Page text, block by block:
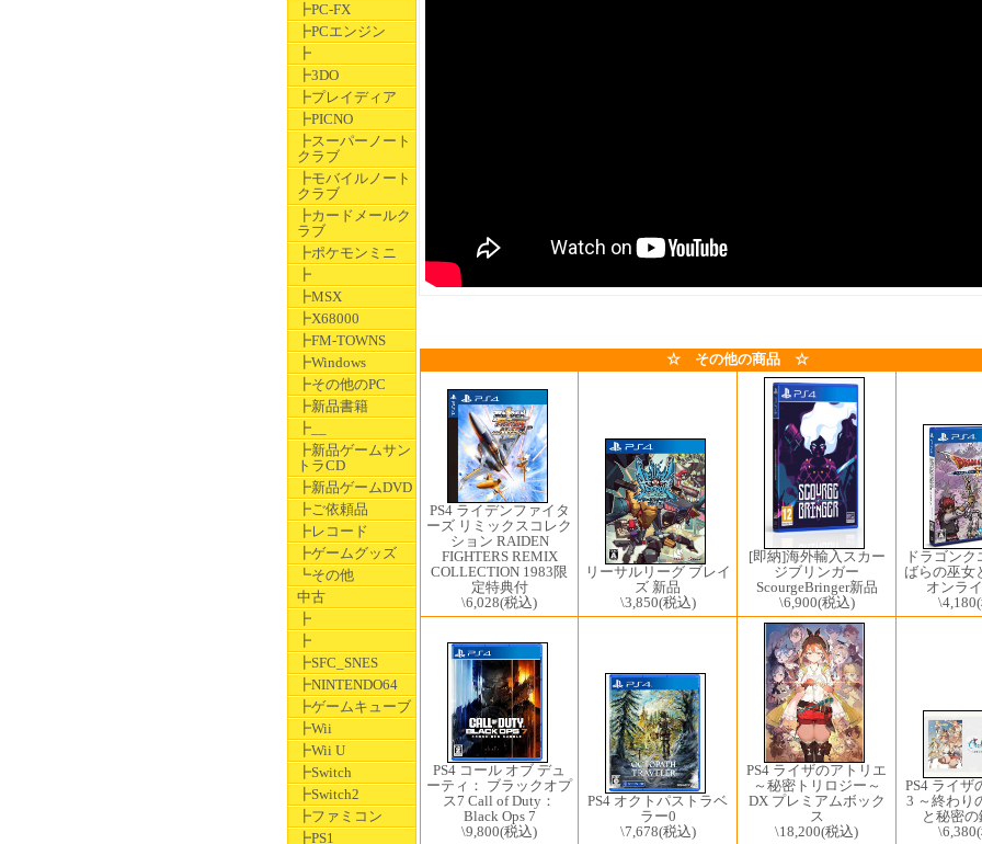
┣PC-FX
┣PCエンジン
┣
┣3DO
┣プレイディア
┣PICNO
┣スーパーノート
クラブ
┣モバイルノート
クラブ
┣カードメールク
ラブ
┣ポケモンミニ
┣
┣MSX
┣X68000
┣FM-TOWNS
┣Windows
┣その他のPC
┣新品書籍
┣__
┣新品ゲームサン
トラCD
┣新品ゲームDVD
┣ご依頼品
┣レコード
┣ゲームグッズ
┗その他
中古
┣
┣
┣SFC_SNES
┣NINTENDO64
┣ゲームキューブ
┣Wii
┣Wii U
┣Switch
┣Switch2
┣ファミコン
┣PS1
☆ その他の商品 ☆
PS4 ライデンファイタ
ーズ リミックスコレク
ション RAIDEN
FIGHTERS REMIX
COLLECTION 1983限
定特典付
\6,028(税込)
リーサルリーグ ブレイ
ズ 新品
\3,850(税込)
[即納]海外輸入スカー
ジブリンガー
ScourgeBringer新品
\6,900(税込)
ドラゴン
ばらの巫女
オンラ
\4,180
PS4 コール オブ デュ
ーティ： ブラックオプ
ス7 Call of Duty：
Black Ops 7
\9,800(税込)
PS4 オクトパストラベ
ラー0
\7,678(税込)
PS4 ライザのアトリエ
～秘密トリロジー～
DX プレミアムボック
ス
\18,200(税込)
PS4 ライザ
3 ～終わり
と秘密
\6,380